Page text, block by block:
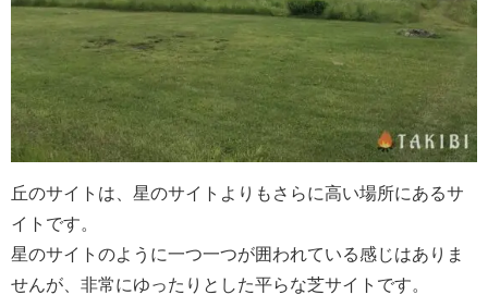
丘のサイトは、星のサイトよりもさらに高い場所にあるサ
イトです。
星のサイトのように一つ一つが囲われている感じはありま
せんが、非常にゆったりとした平らな芝サイトです。